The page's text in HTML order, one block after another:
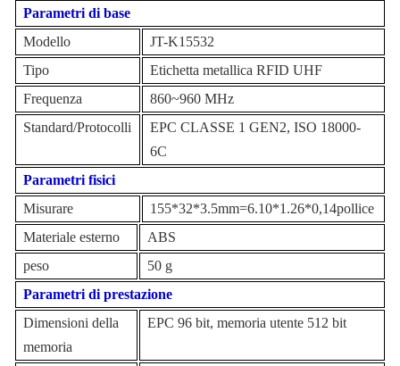
Parametri di base
Modello
JT-K15532
Tipo
Etichetta metallica RFID UHF
Frequenza
860~960 MHz
Standard/Protocolli
EPC CLASSE 1 GEN2, ISO 18000-
6C
Parametri fisici
Misurare
155*32*3.5mm=6.10*1.26*0,14pollice
Materiale esterno
ABS
peso
50 g
Parametri di prestazione
Dimensioni della
memoria
EPC 96 bit, memoria utente 512 bit